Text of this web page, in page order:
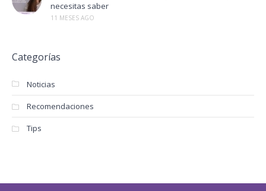
necesitas saber
11 MESES AGO
Categorías
Noticias
Recomendaciones
Tips